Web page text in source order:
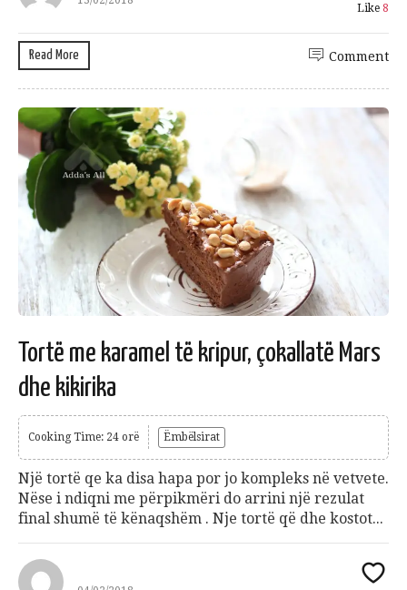
Like 8
Read More Comment
Tortë me karamel të kripur, çokallatë Mars
dhe kikirika
Cooking Time: 24 orë Ëmbëlsirat
Një tortë qe ka disa hapa por jo kompleks në vetvete.
Nëse i ndiqni me përpikmëri do arrini një rezulat
final shumë të kënaqshëm . Nje tortë që dhe kostot...